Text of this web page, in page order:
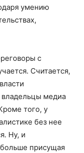
умению
с
Считается,
владельцы медиа
того, у
без нее
Ну, и
больше присущая